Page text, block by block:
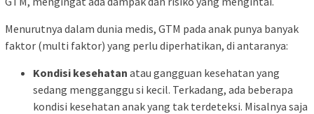
Menurutnya dalam dunia medis, GTM pada anak punya banyak
faktor (multi faktor) yang perlu diperhatikan, di antaranya:
Kondisi kesehatan atau gangguan kesehatan yang
sedang mengganggu si kecil. Terkadang, ada beberapa
kondisi kesehatan anak yang tak terdeteksi. Misalnya saja